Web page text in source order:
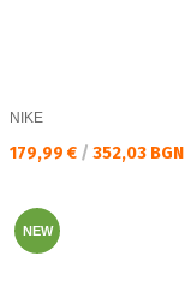
NIKE
Текуща цена:
179,99 € / 352,03 BGN
NEW